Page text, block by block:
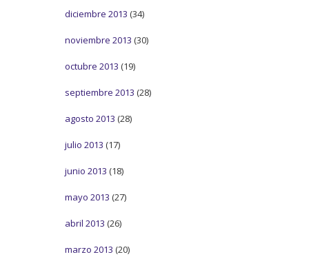
diciembre 2013 (34)
noviembre 2013 (30)
octubre 2013 (19)
septiembre 2013 (28)
agosto 2013 (28)
julio 2013 (17)
junio 2013 (18)
mayo 2013 (27)
abril 2013 (26)
marzo 2013 (20)